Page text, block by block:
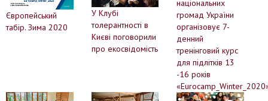
Європейський
табір. Зима 2020
У Клубі
толерантності в
Києві поговорили
про екосвідомість
національних
громад України
організовує 7-
денний
тренінговий курс
для підлітків 13
-16 років